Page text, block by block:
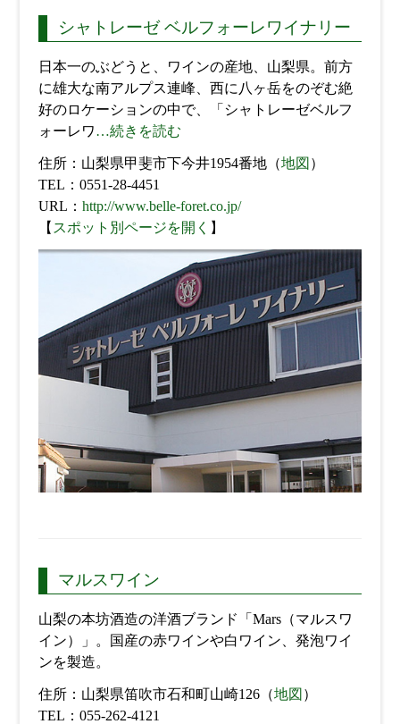
シャトレーゼ ベルフォーレワイナリー
日本一のぶどうと、ワインの産地、山梨県。前方
に雄大な南アルプス連峰、西に八ヶ岳をのぞむ絶
好のロケーションの中で、「シャトレーゼベルフ
ォーレワ…続きを読む
住所：山梨県甲斐市下今井1954番地（地図 ）
TEL：0551-28-4451
URL： http://www.belle-foret.co.jp/
【 スポット別ページを開く 】
マルスワイン
山梨の本坊酒造の洋酒ブランド「Mars（マルスワ
イン）」。国産の赤ワインや白ワイン、発泡ワイ
ンを製造。
住所：山梨県笛吹市石和町山崎126（地図 ）
TEL：055-262-4121